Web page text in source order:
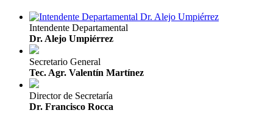
Intendente Departamental
Dr. Alejo Umpiérrez
Secretario General
Tec. Agr. Valentín Martínez
Director de Secretaría
Dr. Francisco Rocca